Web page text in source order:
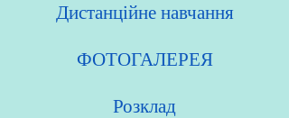
Дистанційне навчання
ФОТОГАЛЕРЕЯ
Розклад